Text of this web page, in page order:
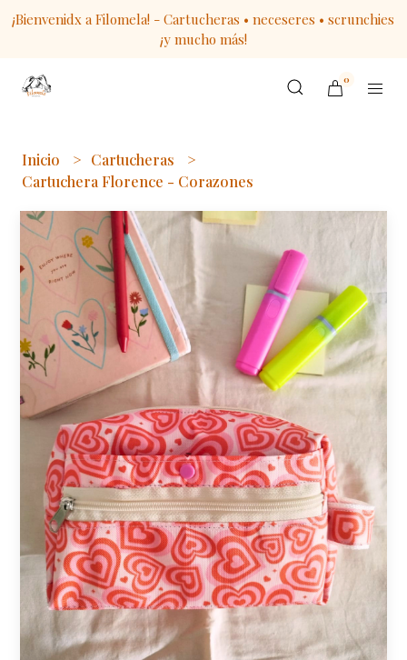
¡Bienvenidx a Filomela! - Cartucheras • neceseres • scrunchies
¡y mucho más!
0
Inicio
Cartucheras
Cartuchera Florence - Corazones